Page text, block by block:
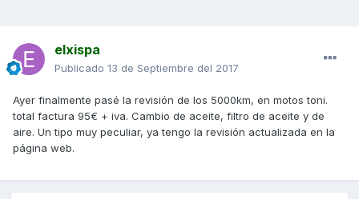
elxispa
Publicado 13 de Septiembre del 2017
Ayer finalmente pasé la revisión de los 5000km, en motos toni.
total factura 95€ + iva. Cambio de aceite, filtro de aceite y de
aire. Un tipo muy peculiar, ya tengo la revisión actualizada en la
página web.